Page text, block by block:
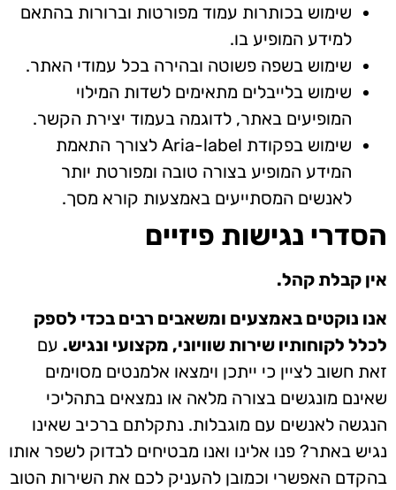
שימוש בכותרות עמוד מפורטות וברורות בהתאם
למידע המופיע בו.
שימוש בשפה פשוטה ובהירה בכל עמודי האתר.
שימוש בלייבלים מתאימים לשדות המילוי
המופיעים באתר, לדוגמה בעמוד יצירת הקשר.
שימוש בפקודת Aria-label לצורך התאמת
המידע המופיע בצורה טובה ומפורטת יותר
לאנשים המסתייעים באמצעות קורא מסך.
הסדרי נגישות פיזיים
אין קבלת קהל.
אנו נוקטים באמצעים ומשאבים רבים בכדי לספק
לכלל לקוחותיו שירות שוויוני, מקצועי ונגיש. עם
זאת חשוב לציין כי ייתכן וימצאו אלמנטים מסוימים
שאינם מונגשים בצורה מלאה או נמצאים בתהליכי
הנגשה לאנשים עם מוגבלות. נתקלתם ברכיב שאינו
נגיש באתר? פנו אלינו ואנו מבטיחים לבדוק לשפר אותו
בהקדם האפשרי וכמובן להעניק לכם את השירות הטוב